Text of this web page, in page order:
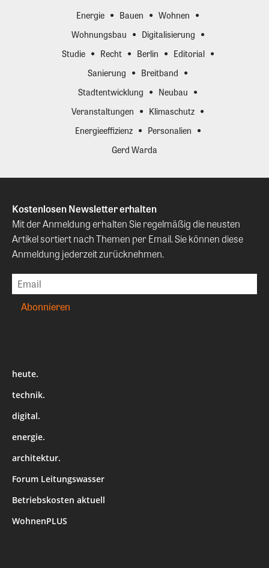
Energie Bauen
Wohnen
Wohnungsbau
Digitalisierung
Studie
Recht Berlin
Editorial
Sanierung
Breitband
Stadtentwicklung
Neubau
Veranstaltungen
Klimaschutz
Energieeffizienz
Personalien
Gerd Warda
Kostenlosen Newsletter erhalten
Mit der Anmeldung erhalten Sie regelmäßig die neusten
Artikel sortiert nach Themen per Email. Sie können diese
Anmeldung jederzeit zurücknehmen.
heute.
technik.
digital.
energie.
architektur.
Forum Leitungswasser
Betriebskosten aktuell
WohnenPLUS